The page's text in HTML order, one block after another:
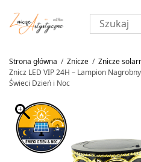
Strona główna / Znicze / Znicze
Znicz LED VIP 24H – Lampion
Świeci Dzień i Noc